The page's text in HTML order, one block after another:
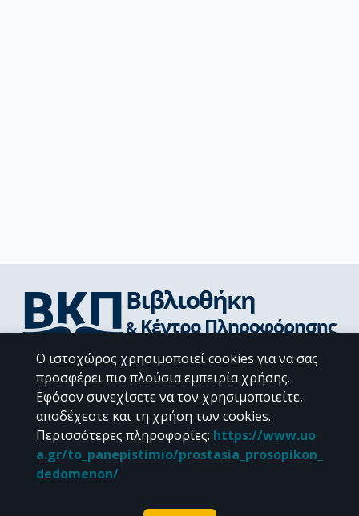
Διεύθυνση Βιβλιοθήκης & Κέντρου Πληροφόρησης
Βιβλιοθήκες Σχολών του ΕΚΠΑ
Υπολογιστικό Κέντρο Βιβλιοθηκών
Επικοινωνία / Helpdesk
Ο ιστοχώρος χρησιμοποιεί cookies για να σας
προσφέρει πιο πλούσια εμπειρία χρήσης.
Εφόσον συνεχίσετε να τον χρησιμοποιείτε,
αποδέχεστε και τη χρήση των cookies.
Περισσότερες πληροφορίες: https://www.uo
a.gr/to_panepistimio/prostasia_prosopikon_
dedomenon/